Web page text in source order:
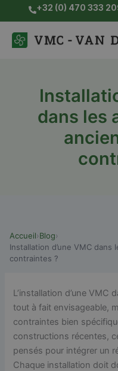
to
content
+32 (0) 470 333
dans les
Accueil›Blog›
Installation d’une VMC
contraintes ?
L’installation d’une
tout à fait envisageable,
contraintes bien
constructions récentes,
pensés pour intégrer un
Chaque installation doit